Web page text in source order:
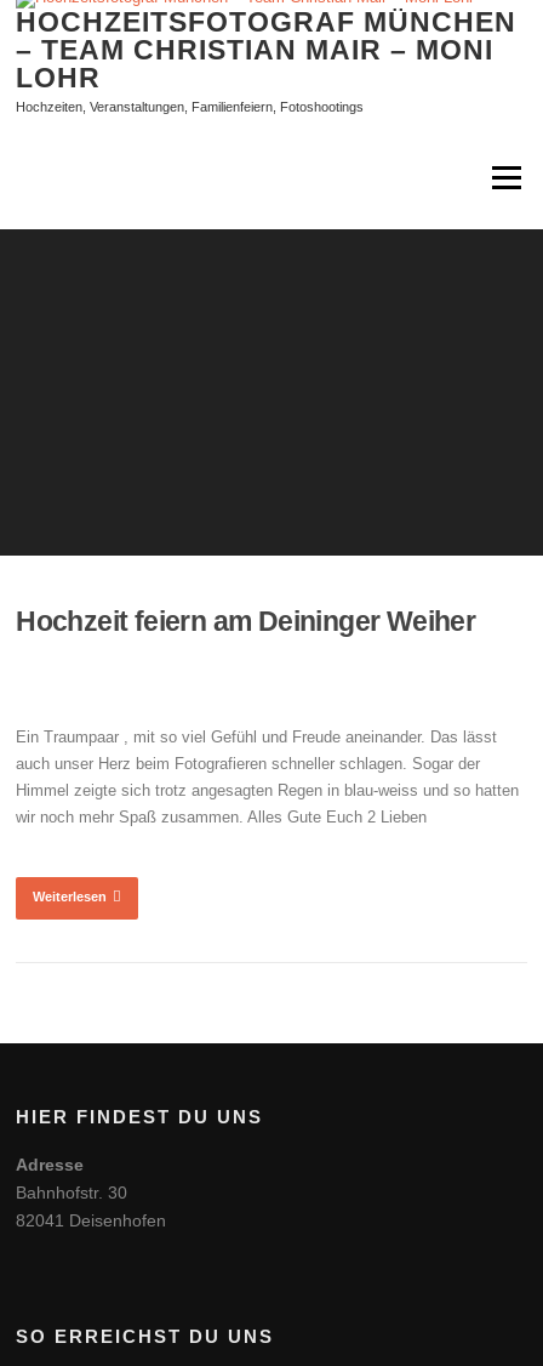
Zum
springen
HOCHZEITSFOTOGRAF MÜNCHEN
– TEAM CHRISTIAN MAIR – MONI
LOHR
Hochzeiten, Veranstaltungen, Familienfeiern, Fotoshootings
Menü
Hochzeit feiern am Deininger Weiher
Ein Traumpaar , mit so viel Gefühl und Freude aneinander. Das lässt
auch unser Herz beim Fotografieren schneller schlagen. Sogar der
Himmel zeigte sich trotz angesagten Regen in blau-weiss und so hatten
wir noch mehr Spaß zusammen. Alles Gute Euch 2 Lieben
Weiterlesen
HIER FINDEST DU UNS
Adresse
Bahnhofstr. 30
82041 Deisenhofen
SO ERREICHST DU UNS